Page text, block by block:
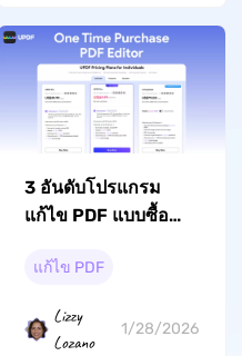
3 อันดับโปรแกรม
แก้ไข PDF แบบซื้อ
ต้องสมัครสมาชิก)
แก้ไข PDF
Lizzy
Lozano
1/28/2026